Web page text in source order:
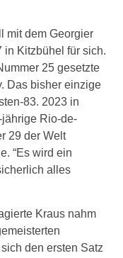
mit dem Georgier
in Kitzbühel für sich.
25 gesetzte
Das bisher einzige
83. 2023 in
Rio-de-
29 der Welt
“Es wird ein
alles
Kraus nahm
den ersten Satz